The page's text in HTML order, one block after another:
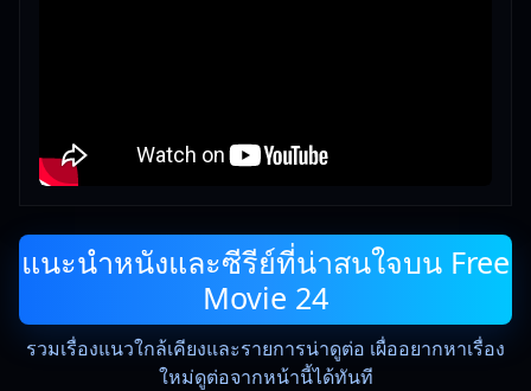
แนะนำหนังและซีรีย์ที่น่าสนใจบน Free
Movie 24
รวมเรื่องแนวใกล้เคียงและรายการน่าดูต่อ เผื่ออยากหาเรื่อง
ใหม่ดูต่อจากหน้านี้ได้ทันที